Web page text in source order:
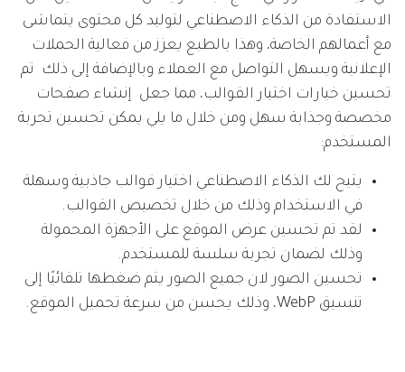
الاستفادة من الذكاء الاصطناعي لتوليد كل محتوى يتماشى
مع أعمالهم الخاصة، وهذا بالطبع يعزز من فعالية الحملات
الإعلانية ويسهل التواصل مع العملاء وبالإضافة إلى ذلك تم
تحسين خيارات اختيار القوالب، مما جعل إنشاء صفحات
مخصصة وجذابة سهل ومن خلال ما يلي يمكن تحسين تجربة
المستخدم:
يتيح لك الذكاء الاصطناعي اختيار قوالب جاذبية وسهلة
في الاستخدام وذلك من خلال تخصيص القوالب.
لقد تم تحسين عرض الموقع على الأجهزة المحمولة
وذلك لضمان تجربة سلسة للمستخدم.
تحسين الصور لان جميع الصور يتم ضغطها تلقائيًا إلى
تنسيق WebP، وذلك يحسن من سرعة تحميل الموقع.